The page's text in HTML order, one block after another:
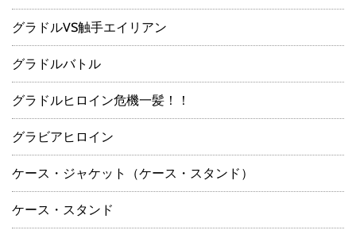
グラドルVS触手エイリアン
グラドルバトル
グラドルヒロイン危機一髪！！
グラビアヒロイン
ケース・ジャケット（ケース・スタンド）
ケース・スタンド